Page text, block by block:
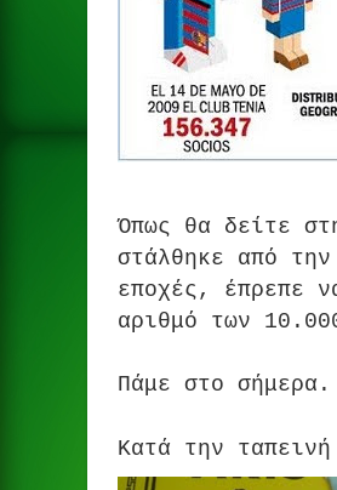
Όπως θα δείτε
στάλθηκε από
εποχές, έπρεπε
αριθμό των
Πάμε στο σήμερα.
Κατά την